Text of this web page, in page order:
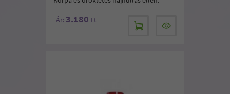
Ár: 3.180 Ft